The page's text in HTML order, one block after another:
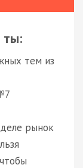
ты:
тем из
рынок